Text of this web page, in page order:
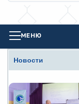
МЕНЮ
Новости